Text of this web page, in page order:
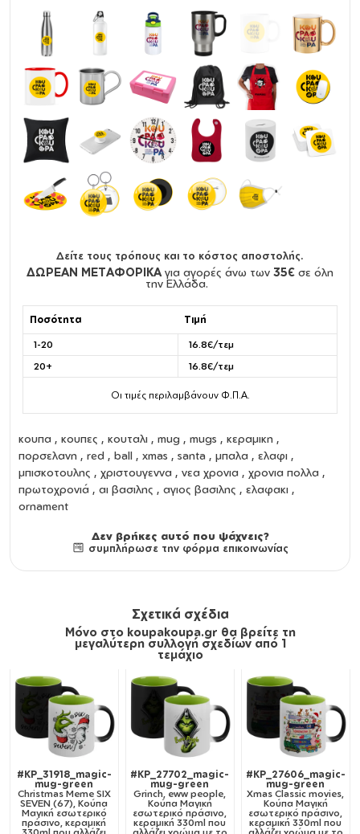
Δείτε τους τρόπους και το κόστος αποστολής.
ΔΩΡΕΑΝ ΜΕΤΑΦΟΡΙΚΑ για αγορές άνω των 35€ σε όλη
την Ελλάδα.
Ποσότητα Τιμή
1-20
16.8€/τεμ
20+
16.8€/τεμ
Οι τιμές περιλαμβάνουν Φ.Π.Α.
κουπα , κουπες , κουταλι , mug , mugs , κεραμικη ,
πορσελανη , red , ball , xmas , santa , μπαλα , ελαφι ,
μπισκοτουλης , χριστουγεννα , νεα χρονια , χρονια πολλα ,
πρωτοχρονιά , αι βασιλης , αγιος βασιλης , ελαφακι ,
ornament
Δεν βρήκες αυτό που ψάχνεις?
συμπλήρωσε την φόρμα επικοινωνίας
Σχετικά σχέδια
Μόνο στο koupakoupa.gr θα βρείτε τη
μεγαλύτερη συλλογή σχεδίων από 1
τεμάχιο
#KP_31918_magic-
mug-green
Christmas Meme SIX
SEVEN (67), Κούπα
Μαγική εσωτερικό
πράσινο, κεραμική
#KP_27702_magic-
mug-green
Grinch, eww people,
Κούπα Μαγική
εσωτερικό πράσινο,
κεραμική 330ml που
#KP_27606_magic-
mug-green
Xmas Classic movies,
Κούπα Μαγική
εσωτερικό πράσινο,
κεραμική 330ml που